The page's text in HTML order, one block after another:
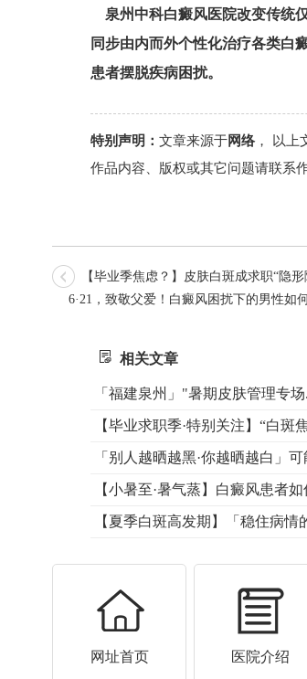
泉州中科白癜风医院改变传统
同步由内而外个性化治疗各类白
患者摆脱疾病困扰。
特别声明： 文章来源于网络， 以上
作品内容、版权或其它问题请联系
【毕业季焦虑？】皮肤白斑成求职“隐
6·21，致敬父爱！白癜风困扰下的男性如
相关文章
「福建泉州」"暑期皮肤管理专场
【毕业求职季·特别关注】“白斑
「别人越晒越黑·你越晒越白」
【小暑至·暑气蒸】白癜风患者
【夏季白斑高发期】「稳住病
网址首页 医院介绍